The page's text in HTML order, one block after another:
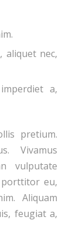
aliquet nec,
a,
pretium.
Vivamus
vulputate
porttitor eu,
Aliquam
feugiat a,